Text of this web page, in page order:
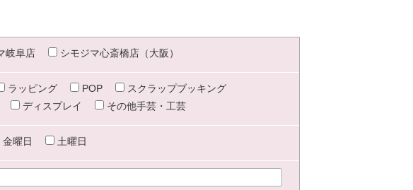
岐阜店 シモジマ心斎橋店（大阪）
ラッピング POP
スクラップブッキング
ディスプレイ その他手芸・工芸
金曜日 土曜日